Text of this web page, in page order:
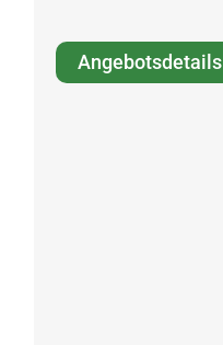
Angebotsdetails